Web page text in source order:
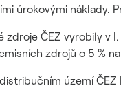
úrokovými náklady.
zdroje ČEZ vyrobily v
zdrojů o 5 %
území